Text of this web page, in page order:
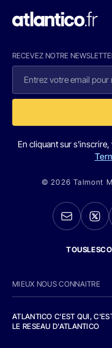
RECEVEZ NOTRE
En cliquant sur
© 2026 Talmont
MIEUX NOUS CONNAITRE
ATLANTICO C'EST QUI,
LE RESEAU D'ATLANTICO